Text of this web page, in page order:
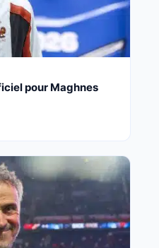
pour Maghnes